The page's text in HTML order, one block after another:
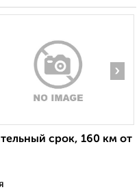
›
срок, 160 км от